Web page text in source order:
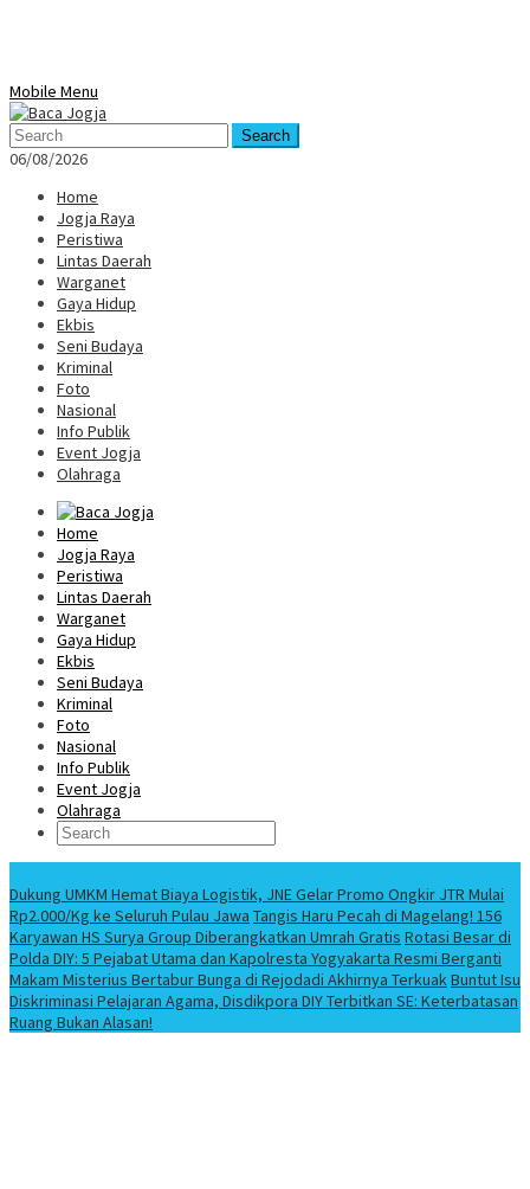
Mobile Menu
Search
06/08/2026
Home
Jogja Raya
Peristiwa
Lintas Daerah
Warganet
Gaya Hidup
Ekbis
Seni Budaya
Kriminal
Foto
Nasional
Info Publik
Event Jogja
Olahraga
Home
Jogja Raya
Peristiwa
Lintas Daerah
Warganet
Gaya Hidup
Ekbis
Seni Budaya
Kriminal
Foto
Nasional
Info Publik
Event Jogja
Olahraga
Dukung UMKM Hemat Biaya Logistik, JNE Gelar Promo Ongkir JTR Mulai
Rp2.000/Kg ke Seluruh Pulau Jawa Tangis Haru Pecah di Magelang! 156
Karyawan HS Surya Group Diberangkatkan Umrah Gratis Rotasi Besar di
Polda DIY: 5 Pejabat Utama dan Kapolresta Yogyakarta Resmi Berganti
Makam Misterius Bertabur Bunga di Rejodadi Akhirnya TerkuakBuntut Isu
Diskriminasi Pelajaran Agama, Disdikpora DIY Terbitkan SE: Keterbatasan
Ruang Bukan Alasan!